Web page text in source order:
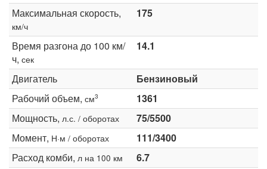
Максимальная скорость,
км/ч
175
Время разгона до 100 км/
ч, сек
14.1
Двигатель
Бензиновый
Рабочий объем, см3
1361
Мощность, л.с. / оборотах
75/5500
Момент, Н·м / оборотах
111/3400
Расход комби, л на 100 км
6.7